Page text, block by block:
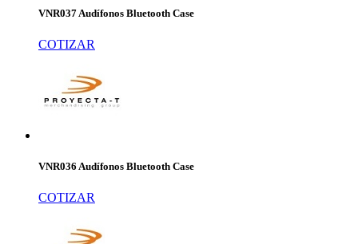
VNR037 Audífonos Bluetooth Case
COTIZAR
VNR036 Audífonos Bluetooth Case
COTIZAR